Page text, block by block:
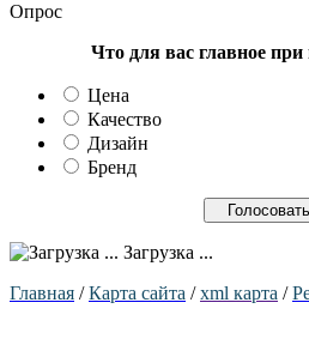
Опрос
Что для вас главное
Цена
Качество
Дизайн
Бренд
Загрузка ...
Главная /Карта сайта /xml карта /